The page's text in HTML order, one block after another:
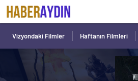
Vizyondaki Filmler Haftanın Filmleri